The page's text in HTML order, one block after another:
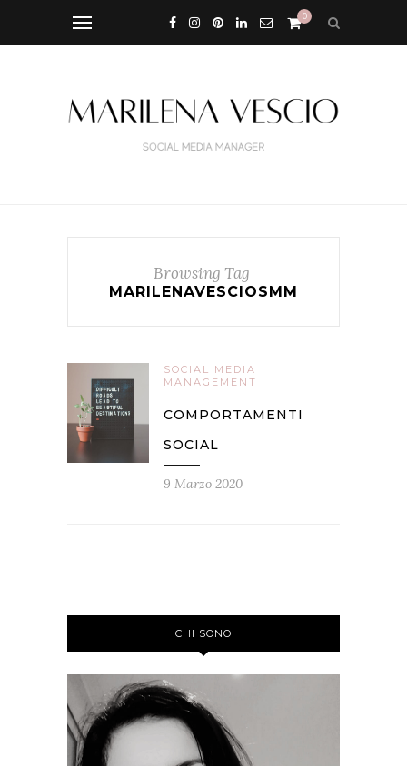
0
Browsing Tag
MARILENAVESCIOSMM
SOCIAL MEDIA
MANAGEMENT
COMPORTAMENTI
SOCIAL
9 Marzo 2020
CHI SONO